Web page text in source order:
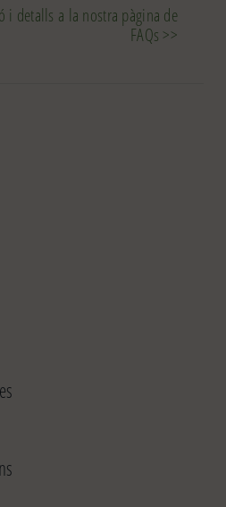
i detalls a la nostra pàgina de
FAQs >>